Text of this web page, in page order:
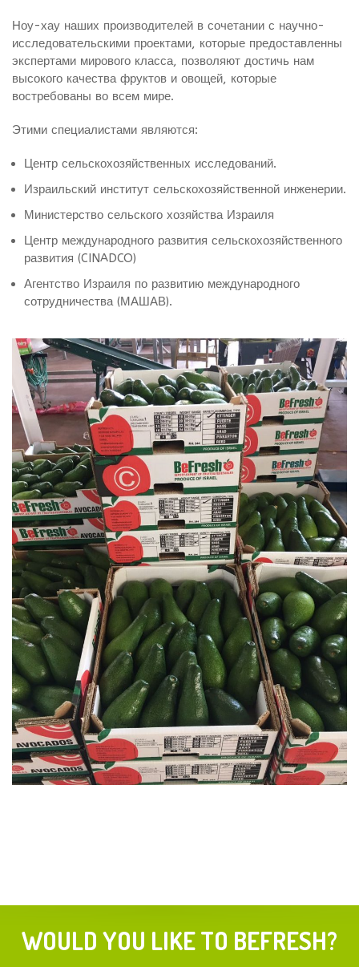
Ноу-хау наших производителей в сочетании с научно-
исследовательскими проектами, которые предоставленны
экспертами мирового класса, позволяют достичь нам
высокого качества фруктов и овощей, которые
востребованы во всем мире.
Этими специалистами являются:
Центр сельскохозяйственных исследований.
Израильский институт сельскохозяйственной инженерии.
Министерство сельского хозяйства Израиля
Центр международного развития сельскохозяйственного
развития (CINADCO)
Агентство Израиля по развитию международного
сотрудничества (МАШАВ).
WOULD YOU LIKE TO BEFRESH?